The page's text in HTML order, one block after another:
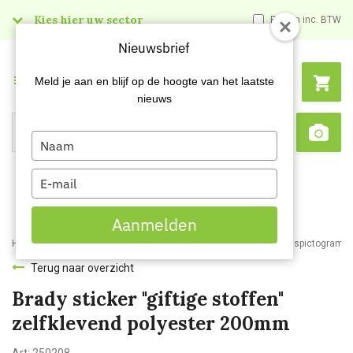
Kies hier uw sector Prijzen inc. BTW
Search
Menu
Home Webshop Veiligheidsartikelen Signalisatie
Terug naar overzicht
Brady sticker "giftige stoffen"
zelfklevend polyester 200mm
Nieuwsbrief
Meld je aan en blijf op de hoogte van het laatste
nieuws
Type
your
name
Type
your
email
Aanmelden